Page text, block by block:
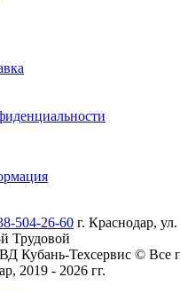
504-26-60 г. Краснодар,
Трудовой
Кубань-Техсервис © Все
2019 - 2026 гг.